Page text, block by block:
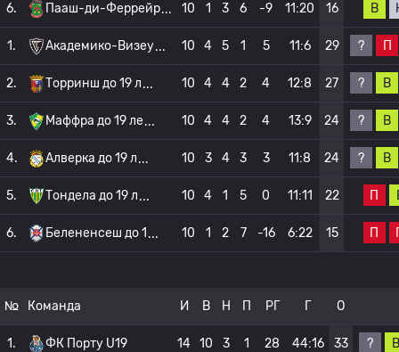
6. Пааш-ди-Феррейр 10 1 3 6 -9 11:20 16 В
1. Академико-Визеу 10 4 5 1 5 11:6 29 ? П
2. Торринш до 19 л 10 4 4 2 4 12:8 27 ? В
3. Маффра до 19 ле 10 4 4 2 4 13:9 24 ? В
4. Алверка до 19 л 10 3 4 3 3 11:8 24 ? В
5. Тондела до 19 л 10 4 1 5 0 11:11 22 П
6. Белененсеш до 1 10 1 2 7 -16 6:22 15 П
№ Команда И В Н П РГ Г О
1. ФК Порту U19 14 10 3 1 28 44:16 33 ? В